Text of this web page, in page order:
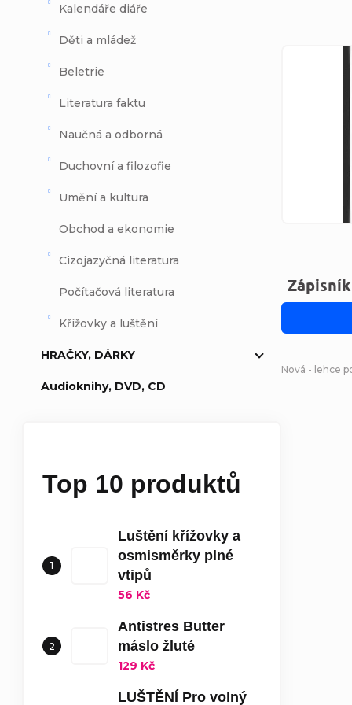
Kalendáře diáře
Děti a mládež
Beletrie
Literatura faktu
Naučná a odborná
Duchovní a filozofie
Umění a kultura
Obchod a ekonomie
Cizojazyčná literatura
Počítačová literatura
Křížovky a luštění
HRAČKY, DÁRKY
Audioknihy, DVD, CD
Top 10 produktů
Luštění křížovky a
osmisměrky plné
vtipů
56 Kč
Antistres Butter
máslo žluté
129 Kč
LUŠTĚNÍ Pro volný
Nová - lehce